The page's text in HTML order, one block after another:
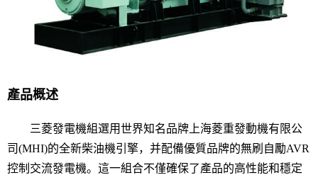
產品概述
三菱發電機組選用世界知名品牌上海菱重發動機有限公
司(MHI)的全新柴油機引擎，并配備優質品牌的無刷自勵AVR
控制交流發電機。這一組合不僅確保了產品的高性能和穩定